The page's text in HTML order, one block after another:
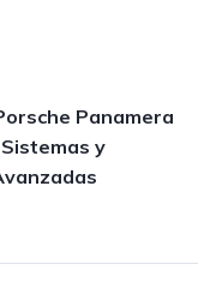
Panamera
y